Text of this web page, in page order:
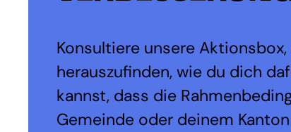
Konsultiere unsere Aktionsbox,
herauszufinden, wie du dich
kannst, dass die
Gemeinde oder deinem